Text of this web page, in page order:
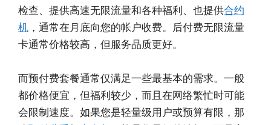
检查、提供高速无限流量和各种福利、也提供合约
机 ，通常在月底向您的帐户收费。后付费无限流量
卡通常价格较高，但服务品质更好。
而预付费套餐通常仅满足一些最基本的需求。一般
都价格便宜，但福利较少，而且在网络繁忙时可能
会限制速度。如果您是轻量级用户或预算有限，那